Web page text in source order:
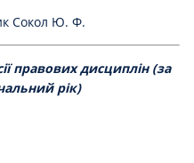
Сокол Ю. Ф.
правових дисциплін (за
рік)